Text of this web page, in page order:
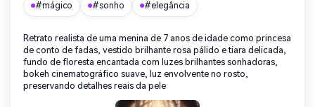
#mágico #sonho #elegância
Retrato realista de uma menina de 7 anos de idade como princesa
de conto de fadas, vestido brilhante rosa pálido e tiara delicada,
fundo de floresta encantada com luzes brilhantes sonhadoras,
bokeh cinematográfico suave, luz envolvente no rosto,
preservando detalhes reais da pele